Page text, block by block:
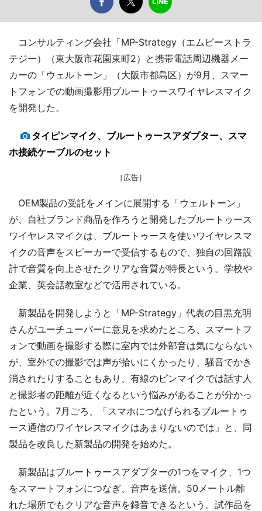
コンサルティング会社「MP-Strategy（エムピーストラ
テジー）（東大阪市花園東町2）と携帯電話周辺機器メー
カーの「ウェルトーン」（大阪市都島区）が9月、スマー
トフォンでの動画撮影用ブルートゥースワイヤレスマイク
を開発した。
タイピンマイク、ブルートゥースアダプター、スマ
ホ接続ケーブルのセット
［広告］
OEM製品の受託をメインに展開する「ウェルトーン」
が、自社ブランド商品を作ろうと開発したブルートゥース
ワイヤレスマイクは、ブルートゥースを使いワイヤレスマ
イクの音声をスピーカーで受信するもので、独自の回路設
計で音質を向上させたクリアな音質が特長という。学校や
企業、英会話教室などで活用されている。
新製品を開発しようと「MP-Strategy」代表の目黒充明
さんがユーチューバーに意見を求めたところ、スマートフ
ォンで動画を撮影する際に室内では外部音は気にならない
が、室外での撮影では声が拾いにくかったり、騒音でかき
消されたりすることもあり、有線のピンマイクでは話す人
と撮影者の距離が近くなるという悩みがあることが分かっ
たという。7月ごろ、「スマホにつなげられるブルートゥ
ース通信のワイヤレスマイクはあまりないのでは」と、同
製品を改良した新製品の開発を始めた。
新製品はブルートゥースアダプターの1つをマイク、1つ
をスマートフォンにつなぎ、音声を送信。50メートル離
れた場所でもクリアな音声を録音できるという。試作品を